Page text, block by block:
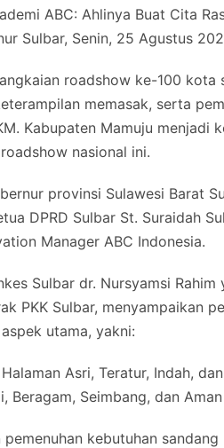
ABC: Ahlinya Buat Cita
Sulbar, Senin, 25 Agustus
roadshow ke-100
memasak, serta
Kabupaten Mamuju menjadi
nasional ini.
provinsi Sulawesi Barat
DPRD Sulbar St. Suraidah
Manager ABC Indonesia.
Sulbar dr. Nursyamsi Rahim
PKK Sulbar, menyampaikan
utama, yakni:
Asri, Teratur, Indah,
Seimbang, dan
kebutuhan